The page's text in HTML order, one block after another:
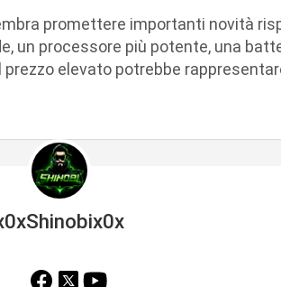
promettere importanti novità
un processore più potente, una
elevato potrebbe